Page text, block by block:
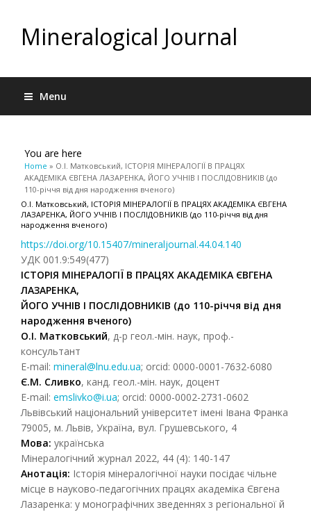
Mineralogical Journal
Menu
You are here
Home » О.І. Матковський, ІСТОРІЯ МІНЕРАЛОГІЇ В ПРАЦЯХ
АКАДЕМІКА ЄВГЕНА ЛАЗАРЕНКА, ЙОГО УЧНІВ І ПОСЛІДОВНИКІВ (до
110-річчя від дня народження вченого)
О.І. Матковський, ІСТОРІЯ МІНЕРАЛОГІЇ В ПРАЦЯХ АКАДЕМІКА ЄВГЕНА
ЛАЗАРЕНКА, ЙОГО УЧНІВ І ПОСЛІДОВНИКІВ (до 110-річчя від дня
народження вченого)
https://doi.org/10.15407/mineraljournal.44.04.140
УДК 001.9:549(477)
ІСТОРІЯ МІНЕРАЛОГІЇ В ПРАЦЯХ АКАДЕМІКА ЄВГЕНА
ЛАЗАРЕНКА,
ЙОГО УЧНІВ І ПОСЛІДОВНИКІВ (до 110-річчя від дня
народження вченого)
О.І. Матковський, д-р геол.-мін. наук, проф.-
консультант
E-mail: mineral@lnu.edu.ua; orcid: 0000-0001-7632-6080
Є.М. Сливко, канд. геол.-мін. наук, доцент
E-mail: emslivko@i.ua; orcid: 0000-0002-2731-0602
Львівський національний університет імені Івана Франка
79005, м. Львів, Україна, вул. Грушевського, 4
Мова: українська
Мінералогічний журнал 2022, 44 (4): 140-147
Анотація: Історія мінералогічної науки посідає чільне
місце в науково-педагогічних працях академіка Євгена
Лазаренка: у монографічних зведеннях з регіональної й